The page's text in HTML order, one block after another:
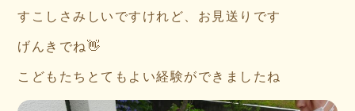
すこしさみしいですけれど、お見送りです
げんきでね👋
こどもたちとてもよい経験ができましたね